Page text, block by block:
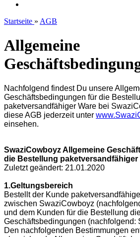
Startseite » AGB
Allgemeine
Nachfolgend findest Du unsere
Geschäftsbedingungen für die
paketversandfähiger Ware bei
diese AGB jederzeit unter
einsehen.
SwaziCowboyz Allgemeine
die Bestellung paketversandfähiger
Zuletzt geändert: 21.01.2020
1.Geltungsbereich
Bestellt der Kunde
zwischen SwaziCowboyz
und dem Kunden für die Bestellung
Geschäftsbedingungen (nachfolgend:
Den nachfolgenden Bestimmungen